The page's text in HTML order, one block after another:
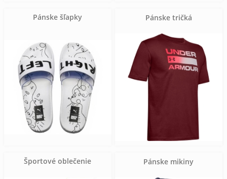
Pánske šľapky Pánske tričká
Športové oblečenie Pánske mikiny